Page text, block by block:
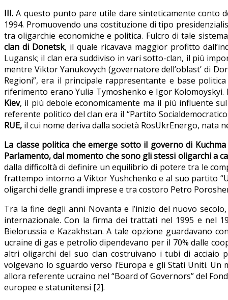
III. A questo punto pare utile dare sinteticamente conto
1994. Promuovendo una costituzione di tipo
tra oligarchie economiche e politica. Fulcro di tale
clan di Donetsk, il quale ricavava maggior profitto
Lugansk; il clan era suddiviso in vari sotto-clan, il più
mentre Viktor Yanukovych (governatore dell’oblast’ di
Regioni”, era il principale rappresentante e base
riferimento erano Yulia Tymoshenko e Igor
Kiev, il più debole economicamente ma il più influente
referente politico del clan era il “Partito
RUE, il cui nome deriva dalla società RosUkrEnergo, nata
La classe politica che emerge sotto il governo di
Parlamento, dal momento che sono gli stessi oligarchi a
dalla difficoltà di definire un equilibrio di potere tra le
frattempo intorno a Viktor Yushchenko e al suo partito
oligarchi delle grandi imprese e tra costoro Petro
Tra la fine degli anni Novanta e l’inizio del nuovo
internazionale. Con la firma dei trattati nel 1995 e nel
Bielorussia e Kazakhstan. A tale opzione guardavano
ucraine di gas e petrolio dipendevano per il 70% dalle
altri oligarchi del suo clan costruivano i tubi di
volgevano lo sguardo verso l’Europa e gli Stati Uniti.
allora referente ucraino nel “Board of Governors” del
europee e statunitensi [2].